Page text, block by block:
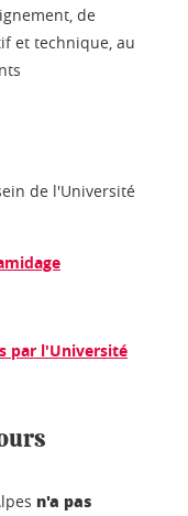
de
et technique, au
de l'Université
par l'Université
n'a pas